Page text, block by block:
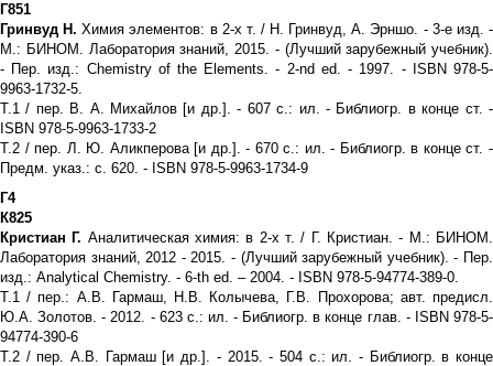
Г851
Гринвуд Н. Химия элементов: в 2-х т. / Н. Гринвуд, А. Эрншо. - 3-е изд. -
М.: БИНОМ. Лаборатория знаний, 2015. - (Лучший зарубежный учебник).
- Пер. изд.: Chemistry of the Elements. - 2-nd ed. - 1997. - ISBN 978-5-
9963-1732-5.
Т.1 / пер. В. А. Михайлов [и др.]. - 607 с.: ил. - Библиогр. в конце ст. -
ISBN 978-5-9963-1733-2
Т.2 / пер. Л. Ю. Аликперова [и др.]. - 670 с.: ил. - Библиогр. в конце ст. -
Предм. указ.: с. 620. - ISBN 978-5-9963-1734-9
Г4
К825
Кристиан Г. Аналитическая химия: в 2-х т. / Г. Кристиан. - М.: БИНОМ.
Лаборатория знаний, 2012 - 2015. - (Лучший зарубежный учебник). - Пер.
изд.: Analytical Chemistry. - 6-th ed. – 2004. - ISBN 978-5-94774-389-0.
Т.1 / пер.: А.В. Гармаш, Н.В. Колычева, Г.В. Прохорова; авт. предисл.
Ю.А. Золотов. - 2012. - 623 с.: ил. - Библиогр. в конце глав. - ISBN 978-5-
94774-390-6
Т.2 / пер. А.В. Гармаш [и др.]. - 2015. - 504 с.: ил. - Библиогр. в конце